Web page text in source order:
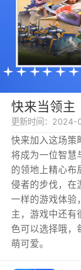
快来当领主
更新时间： 2024-
快来加入这场策
将成为一位智慧
的领地上精心布
侵者的步伐，在
一样的游戏体验
主，游戏中还有
色可以选择哦，
萌可爱。